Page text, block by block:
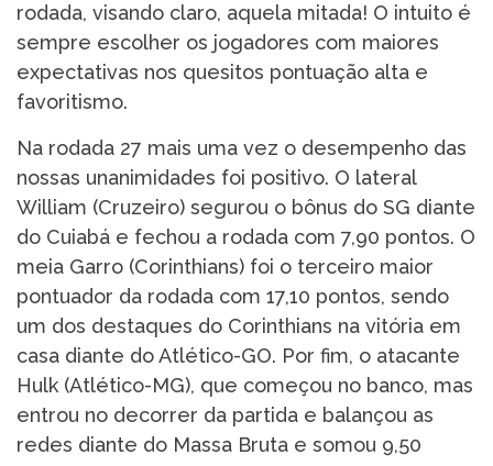
rodada, visando claro, aquela mitada! O intuito é
sempre escolher os jogadores com maiores
expectativas nos quesitos pontuação alta e
favoritismo.
Na rodada 27 mais uma vez o desempenho das
nossas unanimidades foi positivo. O lateral
William (Cruzeiro) segurou o bônus do SG diante
do Cuiabá e fechou a rodada com 7,90 pontos. O
meia Garro (Corinthians) foi o terceiro maior
pontuador da rodada com 17,10 pontos, sendo
um dos destaques do Corinthians na vitória em
casa diante do Atlético-GO. Por fim, o atacante
Hulk (Atlético-MG), que começou no banco, mas
entrou no decorrer da partida e balançou as
redes diante do Massa Bruta e somou 9,50